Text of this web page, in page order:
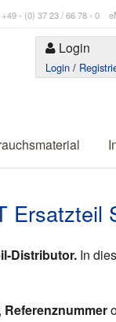
- (0) 37 23 / 66 78 - 0
Login
Login /
Ersatzteil
Distributor. In
, Referenznummer